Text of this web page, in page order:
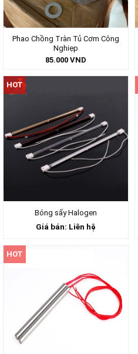
Phao Chồng Tràn Tủ Cơm Công
Nghiẹp
85.000 VND
HOT
Bóng sấy Halogen
Giá bán: Liên hệ
HOT